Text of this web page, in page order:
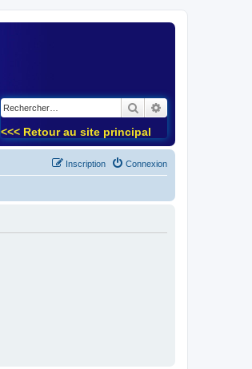
Rechercher
<<< Retour au site principal
Connexion
Inscription